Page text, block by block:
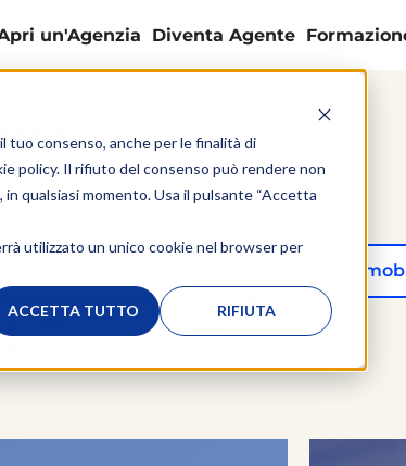
tuo consenso, anche per le finalità di
policy. Il rifiuto del consenso può rendere non
qualsiasi momento. Usa il pulsante “Accetta
utilizzato un unico cookie nel browser per
ACCETTA TUTTO RIFIUTA
un'Agenzia Diventa Agente
Agenzia
Mercato immobiliare